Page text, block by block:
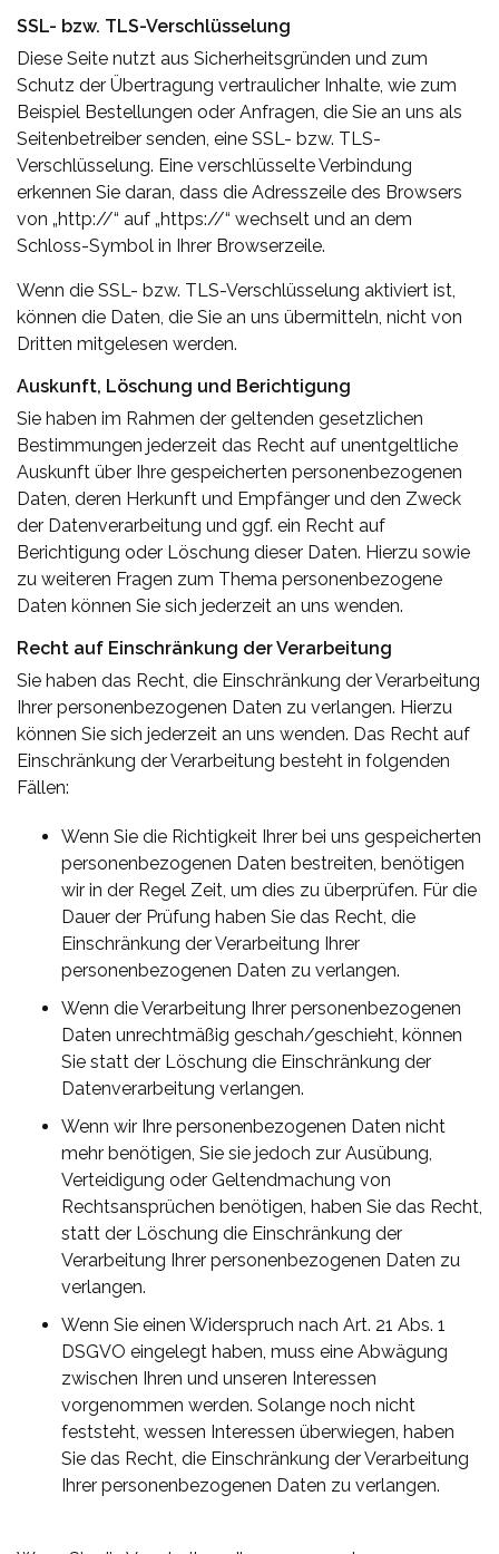
SSL- bzw. TLS-Verschlüsselung
Diese Seite nutzt aus Sicherheitsgründen und zum
Schutz der Übertragung vertraulicher Inhalte, wie zum
Beispiel Bestellungen oder Anfragen, die Sie an uns als
Seitenbetreiber senden, eine SSL- bzw. TLS-
Verschlüsselung. Eine verschlüsselte Verbindung
erkennen Sie daran, dass die Adresszeile des Browsers
von „http://“ auf „https://“ wechselt und an dem
Schloss-Symbol in Ihrer Browserzeile.
Wenn die SSL- bzw. TLS-Verschlüsselung aktiviert ist,
können die Daten, die Sie an uns übermitteln, nicht von
Dritten mitgelesen werden.
Auskunft, Löschung und Berichtigung
Sie haben im Rahmen der geltenden gesetzlichen
Bestimmungen jederzeit das Recht auf unentgeltliche
Auskunft über Ihre gespeicherten personenbezogenen
Daten, deren Herkunft und Empfänger und den Zweck
der Datenverarbeitung und ggf. ein Recht auf
Berichtigung oder Löschung dieser Daten. Hierzu sowie
zu weiteren Fragen zum Thema personenbezogene
Daten können Sie sich jederzeit an uns wenden.
Recht auf Einschränkung der Verarbeitung
Sie haben das Recht, die Einschränkung der Verarbeitung
Ihrer personenbezogenen Daten zu verlangen. Hierzu
können Sie sich jederzeit an uns wenden. Das Recht auf
Einschränkung der Verarbeitung besteht in folgenden
Fällen:
Wenn Sie die Richtigkeit Ihrer bei uns gespeicherten
personenbezogenen Daten bestreiten, benötigen
wir in der Regel Zeit, um dies zu überprüfen. Für die
Dauer der Prüfung haben Sie das Recht, die
Einschränkung der Verarbeitung Ihrer
personenbezogenen Daten zu verlangen.
Wenn die Verarbeitung Ihrer personenbezogenen
Daten unrechtmäßig geschah/geschieht, können
Sie statt der Löschung die Einschränkung der
Datenverarbeitung verlangen.
Wenn wir Ihre personenbezogenen Daten nicht
mehr benötigen, Sie sie jedoch zur Ausübung,
Verteidigung oder Geltendmachung von
Rechtsansprüchen benötigen, haben Sie das Recht,
statt der Löschung die Einschränkung der
Verarbeitung Ihrer personenbezogenen Daten zu
verlangen.
Wenn Sie einen Widerspruch nach Art. 21 Abs. 1
DSGVO eingelegt haben, muss eine Abwägung
zwischen Ihren und unseren Interessen
vorgenommen werden. Solange noch nicht
feststeht, wessen Interessen überwiegen, haben
Sie das Recht, die Einschränkung der Verarbeitung
Ihrer personenbezogenen Daten zu verlangen.